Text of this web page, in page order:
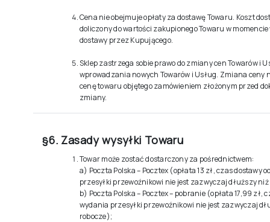
Cena nie obejmuje opłaty za dostawę Towaru. Koszt
doliczony do wartości zakupionego Towaru w
dostawy przez Kupującego.
Sklep zastrzega sobie prawo do zmiany cen Towarów i
wprowadzania nowych Towarów i Usług. Zmiana ceny
cenę towaru objętego zamówieniem złożonym przed
zmiany.
§6. Zasady wysyłki Towaru
Towar może zostać dostarczony za pośrednictwem:
a) Poczta Polska – Pocztex (opłata 13 zł, czas dostawy
przesyłki przewoźnikowi nie jest zazwyczaj dłuższy
b) Poczta Polska – Pocztex – pobranie (opłata 17,99 zł,
wydania przesyłki przewoźnikowi nie jest zazwyczaj
robocze);